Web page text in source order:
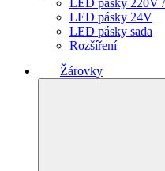
LED pásky 220V
LED pásky 24V
LED pásky sada
Rozšíření
Žárovky